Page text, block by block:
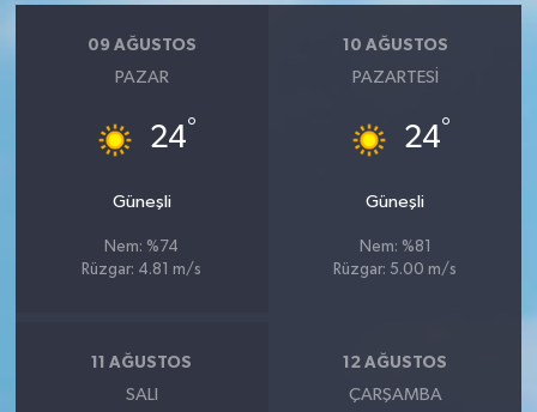
09 AĞUSTOS
PAZAR
24°
Güneşli
Nem: %74
Rüzgar: 4.81 m/s
10 AĞUSTOS
PAZARTESI
24°
Güneşli
Nem: %81
Rüzgar: 5.00 m/s
11 AĞUSTOS
SALI
12 AĞUSTOS
ÇARŞAMBA